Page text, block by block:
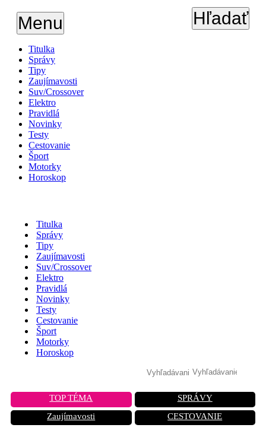
Menu Hľadať
Titulka
Správy
Tipy
Zaujímavosti
Suv/Crossover
Elektro
Pravidlá
Novinky
Testy
Cestovanie
Šport
Motorky
Horoskop
Titulka
Správy
Tipy
Zaujímavosti
Suv/Crossover
Elektro
Pravidlá
Novinky
Testy
Cestovanie
Šport
Motorky
Horoskop
TOP TÉMA
SPRÁVY
Zaujímavosti
CESTOVANIE